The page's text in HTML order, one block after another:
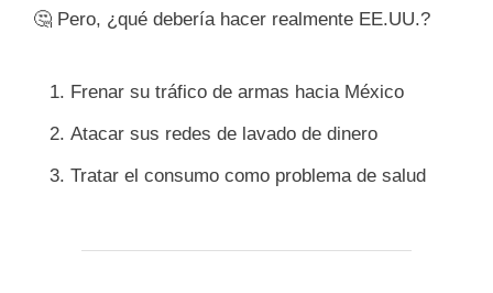
🤔 Pero, ¿qué debería hacer realmente EE.UU.?
Frenar su tráfico de armas hacia México
Atacar sus redes de lavado de dinero
Tratar el consumo como problema de salud